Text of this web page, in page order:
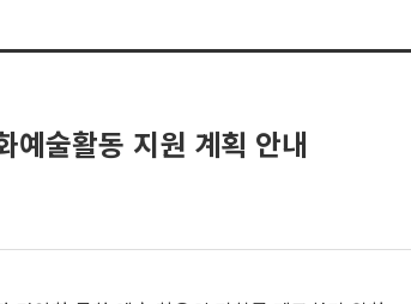
술활동 지원 계획 안내